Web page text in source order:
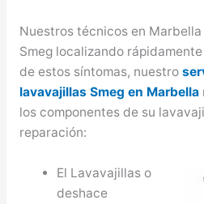
Nuestros técnicos en
Smeg localizando
de estos síntomas, nuestro
lavavajillas Smeg en Marbella
los componentes de su
reparación:
El Lavavajillas o
deshace